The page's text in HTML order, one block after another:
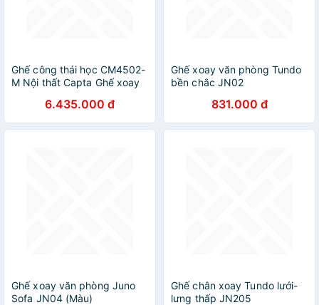
Ghế công thái học CM4502-
M Nội thất Capta Ghế xoay
đốc lưng và nệm lưới khung
nhựa tay nhựa bọc da PU
6.435.000 đ
Ghế xoay văn phòng Tundo
bền chắc JN02
831.000 đ
Ghế xoay văn phòng Juno
Sofa JN04 (Màu)
Ghế chân xoay Tundo lưới-
lưng thấp JN205